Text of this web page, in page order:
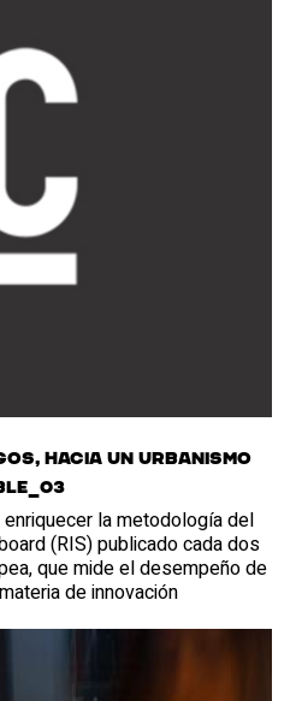
hacia un urbanismo
la metodología del
(RIS) publicado cada dos
que mide el desempeño de
de innovación